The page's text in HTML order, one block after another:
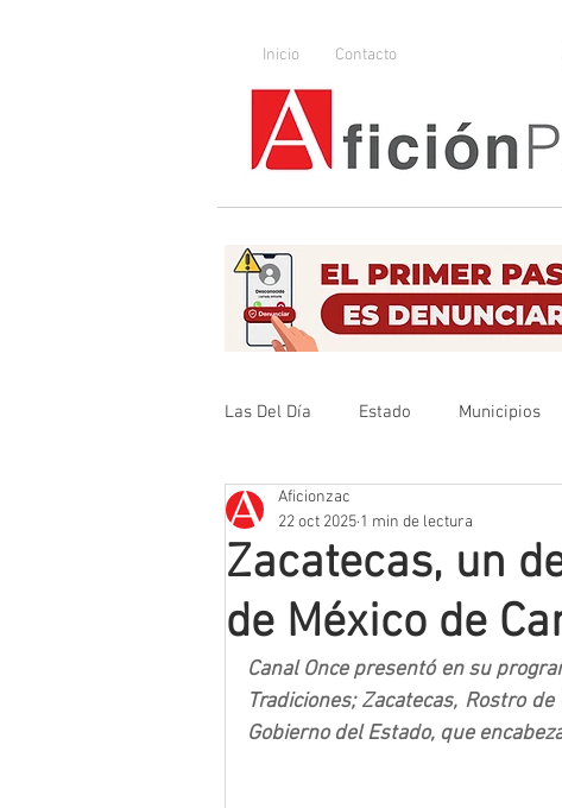
Inicio Contacto
Las Del Día Estado Municipios
Que no se olvide
Mineros LNBP
Zacatecas, un
de México de
Aficionzac
22 oct 2025 1 min de lectura
Canal Once presentó en su
Tradiciones; Zacatecas, Rostro
Gobierno del Estado, que